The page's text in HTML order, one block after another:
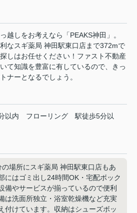
越しをお考えなら「PEAKS神田」。
なスギ薬局 神田駅東口店まで372mで
しはお任せください！ファスト不動産
て知識を豊富に有しているので、きっ
ナーとなるでしょう。
以内 フローリング
駅徒歩5分以
場所にスギ薬局 神田駅東口店もあ
にはゴミ出し24時間OK・宅配ボック
備やサービスが揃っているので便利
は洗面所独立・浴室乾燥機など充実
付けています。収納はシューズボッ